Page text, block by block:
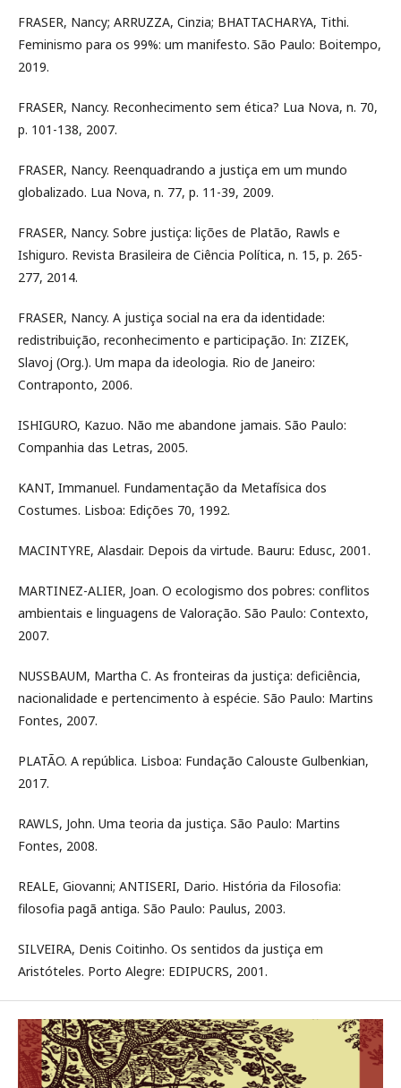
FRASER, Nancy; ARRUZZA, Cinzia; BHATTACHARYA, Tithi.
Feminismo para os 99%: um manifesto. São Paulo: Boitempo,
2019.
FRASER, Nancy. Reconhecimento sem ética? Lua Nova, n. 70,
p. 101-138, 2007.
FRASER, Nancy. Reenquadrando a justiça em um mundo
globalizado. Lua Nova, n. 77, p. 11-39, 2009.
FRASER, Nancy. Sobre justiça: lições de Platão, Rawls e
Ishiguro. Revista Brasileira de Ciência Política, n. 15, p. 265-
277, 2014.
FRASER, Nancy. A justiça social na era da identidade:
redistribuição, reconhecimento e participação. In: ZIZEK,
Slavoj (Org.). Um mapa da ideologia. Rio de Janeiro:
Contraponto, 2006.
ISHIGURO, Kazuo. Não me abandone jamais. São Paulo:
Companhia das Letras, 2005.
KANT, Immanuel. Fundamentação da Metafísica dos
Costumes. Lisboa: Edições 70, 1992.
MACINTYRE, Alasdair. Depois da virtude. Bauru: Edusc, 2001.
MARTINEZ-ALIER, Joan. O ecologismo dos pobres: conflitos
ambientais e linguagens de Valoração. São Paulo: Contexto,
2007.
NUSSBAUM, Martha C. As fronteiras da justiça: deficiência,
nacionalidade e pertencimento à espécie. São Paulo: Martins
Fontes, 2007.
PLATÃO. A república. Lisboa: Fundação Calouste Gulbenkian,
2017.
RAWLS, John. Uma teoria da justiça. São Paulo: Martins
Fontes, 2008.
REALE, Giovanni; ANTISERI, Dario. História da Filosofia:
filosofia pagã antiga. São Paulo: Paulus, 2003.
SILVEIRA, Denis Coitinho. Os sentidos da justiça em
Aristóteles. Porto Alegre: EDIPUCRS, 2001.